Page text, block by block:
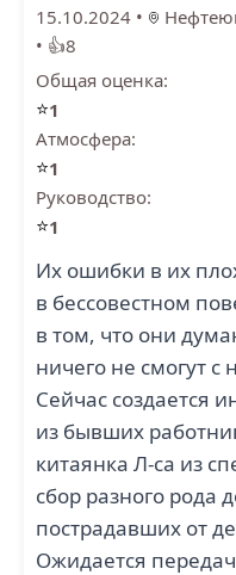
15.10.2024 •
• 👍8
Общая оценка:
⭐1
Атмосфера:
⭐1
Руководство:
⭐1
Их ошибки в их
в бессовестном
в том, что они
ничего не смогут с
Сейчас создается
из бывших
китаянка Л-са из
сбор разного рода
пострадавших от
Ожидается